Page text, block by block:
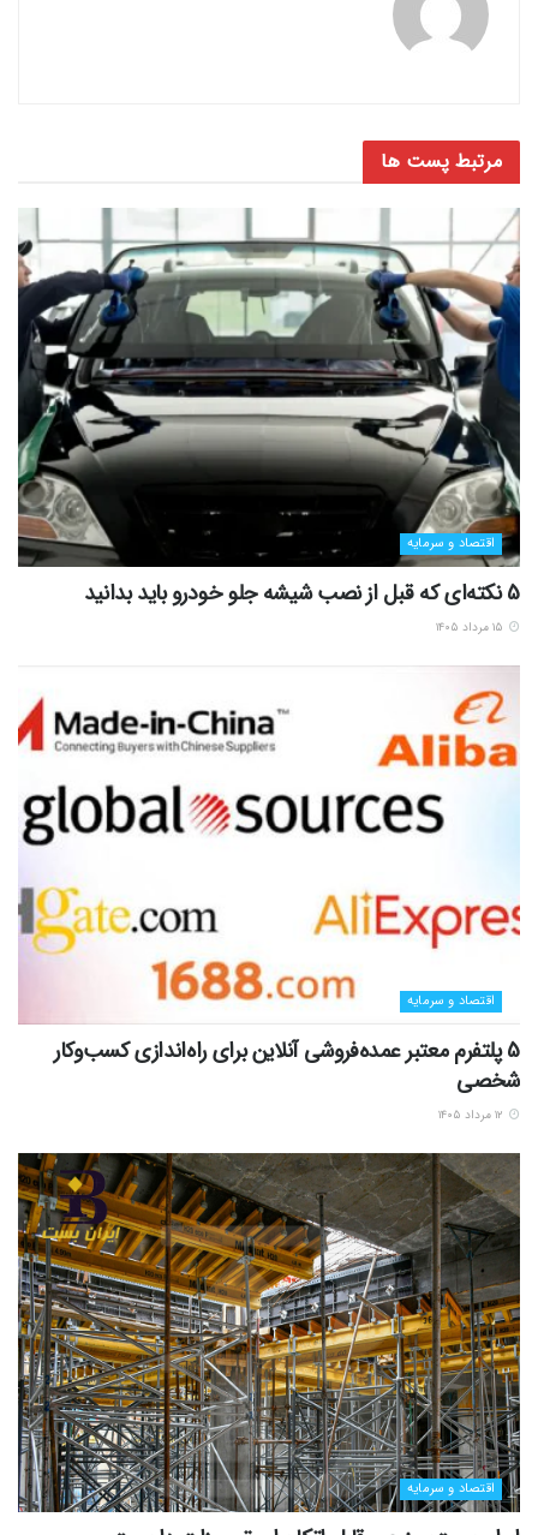
مرتبط پست ها
اقتصاد و سرمایه
5 نکته‌ای که قبل از نصب شیشه جلو خودرو باید بدانید
اقتصاد و سرمایه
5 پلتفرم معتبر عمده‌فروشی آنلاین برای راه‌اندازی کسب‌وکار
شخصی
اقتصاد و سرمایه